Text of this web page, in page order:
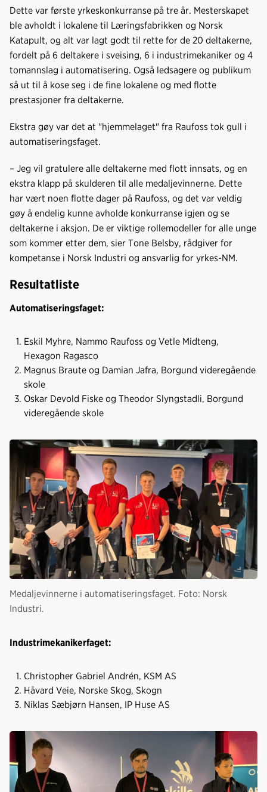
e
b
o
o
k
e
d
o
Dette var første yrkeskonkurranse på tre år. Mesterskapet
ble avholdt i lokalene til Læringsfabrikken og Norsk
Katapult, og alt var lagt godt til rette for de 20 deltakerne,
fordelt på 6 deltakere i sveising, 6 i industrimekaniker og 4
tomannslag i automatisering. Også ledsagere og publikum
så ut til å kose seg i de fine lokalene og med flotte
prestasjoner fra deltakerne.
Ekstra gøy var det at "hjemmelaget" fra Raufoss tok gull i
automatiseringsfaget.
– Jeg vil gratulere alle deltakerne med flott innsats, og en
ekstra klapp på skulderen til alle medaljevinnerne. Dette
har vært noen flotte dager på Raufoss, og det var veldig
gøy å endelig kunne avholde konkurranse igjen og se
deltakerne i aksjon. De er viktige rollemodeller for alle unge
som kommer etter dem, sier Tone Belsby, rådgiver for
kompetanse i Norsk Industri og ansvarlig for yrkes-NM.
Resultatliste
Automatiseringsfaget:
Eskil Myhre, Nammo Raufoss og Vetle Midteng,
Hexagon Ragasco
Magnus Braute og Damian Jafra, Borgund videregående
skole
Oskar Devold Fiske og Theodor Slyngstadli, Borgund
videregående skole
Medaljevinnerne i automatiseringsfaget. Foto: Norsk
Industri.
Industrimekanikerfaget:
Christopher Gabriel Andrén, KSM AS
Håvard Veie, Norske Skog, Skogn
Niklas Sæbjørn Hansen, IP Huse AS